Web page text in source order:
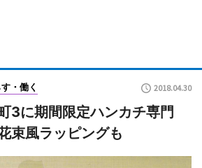
・働く 2018.04.30
3に期間限定ハンカチ専門
束風ラッピングも